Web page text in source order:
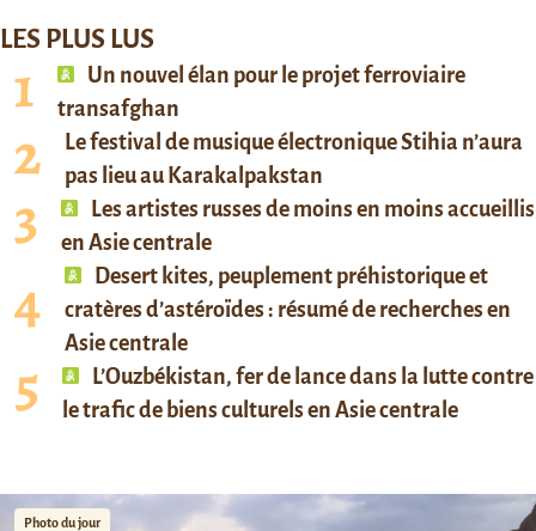
LES PLUS LUS
Un nouvel élan pour le projet ferroviaire
transafghan
Le festival de musique électronique Stihia n’aura
pas lieu au Karakalpakstan
Les artistes russes de moins en moins accueillis
en Asie centrale
Desert kites, peuplement préhistorique et
cratères d’astéroïdes : résumé de recherches en
Asie centrale
L’Ouzbékistan, fer de lance dans la lutte contre
le trafic de biens culturels en Asie centrale
Photo du jour